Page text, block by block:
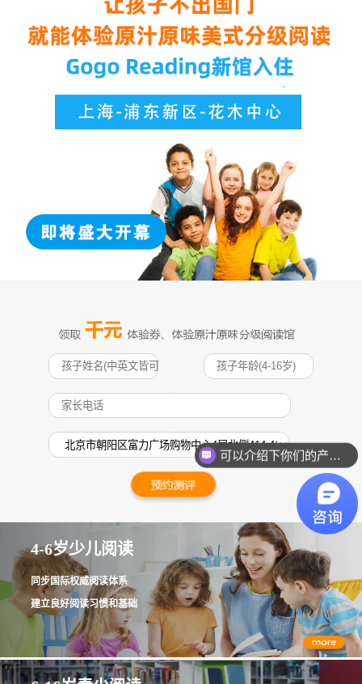
4-6岁少儿阅读
同步国际权威阅读体系
建立良好阅读习惯和基础
可以介绍下你们的产品么？